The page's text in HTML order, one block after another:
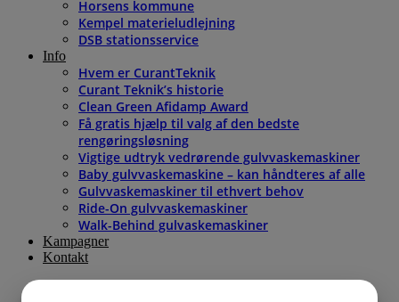
Horsens kommune
Kempel materieludlejning
DSB stationsservice
Info
Hvem er CurantTeknik
Curant Teknik’s historie
Clean Green Afidamp Award
Få gratis hjælp til valg af den bedste
rengøringsløsning
Vigtige udtryk vedrørende gulvvaskemaskiner
Baby gulvvaskemaskine – kan håndteres af alle
Gulvvaskemaskiner til ethvert behov
Ride-On gulvvaskemaskiner
Walk-Behind gulvaskemaskiner
Kampagner
Kontakt